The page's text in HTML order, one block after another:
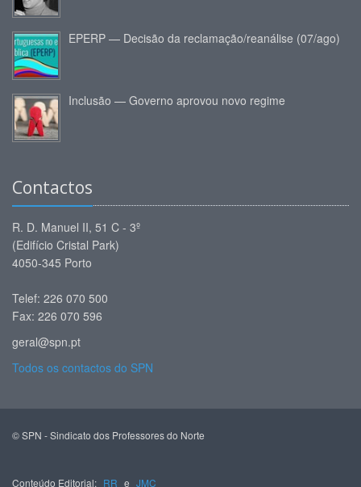
EPERP — Decisão da reclamação/reanálise (07/ago)
Inclusão — Governo aprovou novo regime
Contactos
R. D. Manuel II, 51 C - 3º
(Edifício Cristal Park)
4050-345 Porto
Telef: 226 070 500
Fax: 226 070 596
geral@spn.pt
Todos os contactos do SPN
© SPN - Sindicato dos Professores do Norte
Conteúdo Editorial: RR e JMC